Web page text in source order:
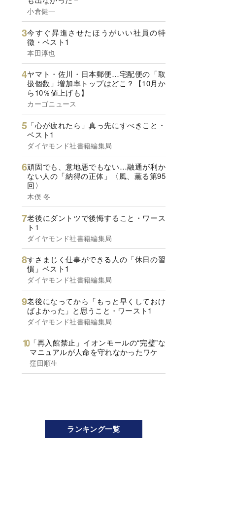
小倉健一
今すぐ昇進させたほうがいい社員の特
徴・ベスト1
本田淳也
ヤマト・佐川・日本郵便…宅配便の「取
扱個数」増加率トップはどこ？【10月か
ら10％値上げも】
カーゴニュース
「心が疲れたら」真っ先にすべきこと・
ベスト1
ダイヤモンド社書籍編集局
頑固でも、意地悪でもない…融通が利か
ない人の「納得の正体」〈風、薫る第95
回〉
木俣 冬
老後にダントツで後悔すること・ワース
ト1
ダイヤモンド社書籍編集局
すさまじく仕事ができる人の「休日の習
慣」ベスト1
ダイヤモンド社書籍編集局
老後になってから「もっと早くしておけ
ばよかった」と思うこと・ワースト1
ダイヤモンド社書籍編集局
「再入館禁止」イオンモールの“完璧”な
マニュアルが人命を守れなかったワケ
窪田順生
ランキング一覧